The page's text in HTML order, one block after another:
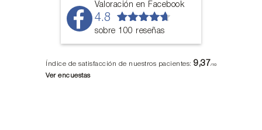
Valoración en Facebook
4.8
sobre 100 reseñas
Índice de satisfacción de nuestros pacientes:9,37/10
Ver encuestas